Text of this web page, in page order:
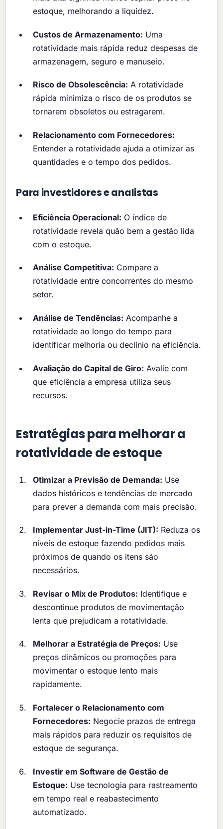
estoque, melhorando a liquidez.
Custos de Armazenamento: Uma
rotatividade mais rápida reduz despesas de
armazenagem, seguro e manuseio.
Risco de Obsolescência: A rotatividade
rápida minimiza o risco de os produtos se
tornarem obsoletos ou estragarem.
Relacionamento com Fornecedores:
Entender a rotatividade ajuda a otimizar as
quantidades e o tempo dos pedidos.
Para investidores e analistas
Eficiência Operacional: O índice de
rotatividade revela quão bem a gestão lida
com o estoque.
Análise Competitiva: Compare a
rotatividade entre concorrentes do mesmo
setor.
Análise de Tendências: Acompanhe a
rotatividade ao longo do tempo para
identificar melhoria ou declínio na eficiência.
Avaliação do Capital de Giro: Avalie com
que eficiência a empresa utiliza seus
recursos.
Estratégias para melhorar a
rotatividade de estoque
Otimizar a Previsão de Demanda: Use
dados históricos e tendências de mercado
para prever a demanda com mais precisão.
Implementar Just-in-Time (JIT): Reduza os
níveis de estoque fazendo pedidos mais
próximos de quando os itens são
necessários.
Revisar o Mix de Produtos: Identifique e
descontinue produtos de movimentação
lenta que prejudicam a rotatividade.
Melhorar a Estratégia de Preços: Use
preços dinâmicos ou promoções para
movimentar o estoque lento mais
rapidamente.
Fortalecer o Relacionamento com
Fornecedores: Negocie prazos de entrega
mais rápidos para reduzir os requisitos de
estoque de segurança.
Investir em Software de Gestão de
Estoque: Use tecnologia para rastreamento
em tempo real e reabastecimento
automatizado.